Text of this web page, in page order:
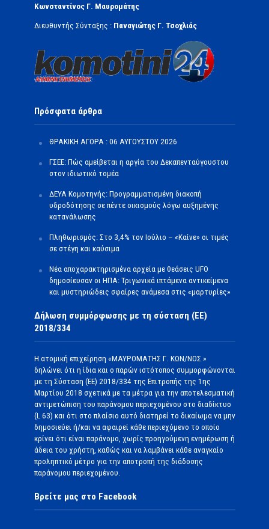
Κωνσταντίνος Γ. Μαυρομάτης
Διευθυντής Σύνταξης : Παναγιώτης Γ. Τσοχλιάς
Πρόσφατα άρθρα
ΘΡΑΚΙΚΗ ΑΓΟΡΑ : 06 ΑΥΓΟΥΣΤΟΥ 2026
ΓΣΕΕ: Πώς αμείβεται η αργία του Δεκαπενταύγουστου
στον ιδιωτικό τομέα
ΔΕΥΑ Κομοτηνής: Προγραμματισμένη διακοπή
υδροδότησης σε πέντε οικισμούς λόγω αυξημένης
κατανάλωσης
Πληθωρισμός: Στο 3,4% τον Ιούλιο – «Καίνε» οι τιμές
σε στέγη και καύσιμα
Νέα αποχαρακτηρισμένα αρχεία με θεάσεις UFO
δημοσίευσαν οι ΗΠΑ: Τριγωνικά ιπτάμενα αντικείμενα
και μυστηριώδεις σφαίρες ανάμεσα στις «μαρτυρίες»
Δήλωση συμμόρφωσης με τη σύσταση (ΕΕ)
2018/334
Η ατομική επιχείρηση «ΜΑΥΡΟΜΑΤΗΣ Γ. ΚΩΝ/ΝΟΣ »
δηλώνει ότι η ίδια και ο παρών ιστότοπος συμμορφώνονται
με τη Σύσταση (ΕΕ) 2018/334 της Επιτροπής της 1ης
Μαρτίου 2018 σχετικά με τα μέτρα για την αποτελεσματική
αντιμετώπιση του παράνομου περιεχομένου στο διαδίκτυο
(L 63) και ότι στο πλαίσιο αυτό διατηρεί το δικαίωμα να μην
δημοσιεύει ή/και να αφαιρεί κάθε περιεχόμενο το οποίο
κρίνει ότι είναι παράνομο, χωρίς προηγούμενη ενημέρωση ή
άδεια του χρήστη, καθώς και να λαμβάνει κάθε αναγκαίο
προληπτικό μέτρο για την αποτροπή της διάδοσης
παράνομου περιεχομένου.
Βρείτε μας στο Facebook